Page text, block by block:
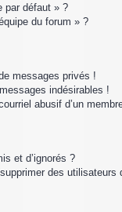
par défaut » ?
du forum » ?
messages privés !
indésirables !
abusif d’un
et d’ignorés ?
des utilisateurs